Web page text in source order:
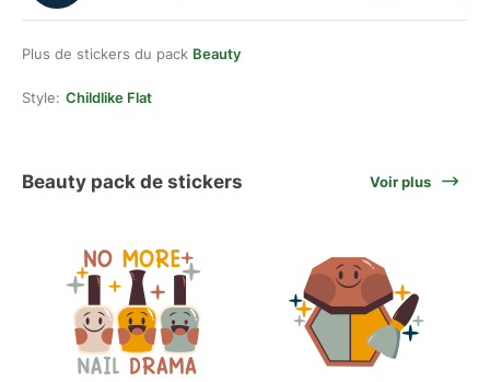
Plus de stickers du pack Beauty
Style: Childlike Flat
Beauty pack de stickers Voir plus